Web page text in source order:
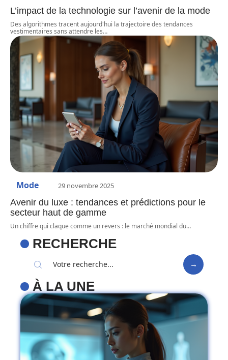
L’impact de la technologie sur l’avenir de la mode
Des algorithmes tracent aujourd'hui la trajectoire des tendances
vestimentaires sans attendre les…
Mode 29 novembre 2025
Avenir du luxe : tendances et prédictions pour le
secteur haut de gamme
Un chiffre qui claque comme un revers : le marché mondial du…
RECHERCHE
À LA UNE